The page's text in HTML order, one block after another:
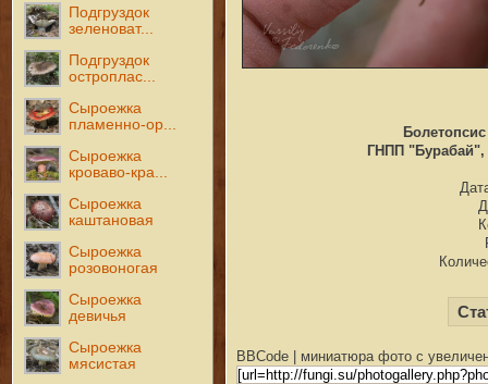
Подгруздок
зеленоват...
Подгруздок
остроплас...
Сыроежка
пламенно-ор...
Сыроежка
кроваво-кра...
Сыроежка
каштановая
Сыроежка
розовоногая
Сыроежка
девичья
Сыроежка
мясистая
ГНПП "Бурабай",
BBCode | миниатюра фото с